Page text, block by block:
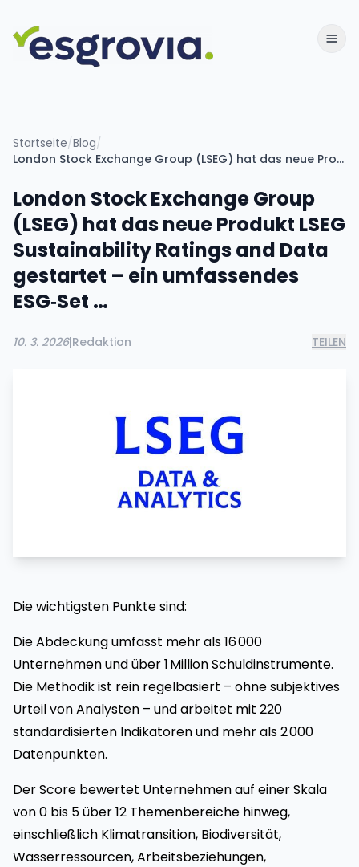
Startseite/Blog/
London Stock Exchange Group (LSEG) hat das neue Produkt LSEG Sustainability Ratings and Data gestartet – ein umfassendes ESG‑Set …
London Stock Exchange Group
(LSEG) hat das neue Produkt LSEG
Sustainability Ratings and Data
gestartet – ein umfassendes
ESG‑Set …
10. 3. 2026|Redaktion TEILEN
Die wichtigsten Punkte sind:
Die Abdeckung umfasst mehr als 16 000
Unternehmen und über 1 Million Schuldinstrumente.
Die Methodik ist rein regelbasiert – ohne subjektives
Urteil von Analysten – und arbeitet mit 220
standardisierten Indikatoren und mehr als 2 000
Datenpunkten.
Der Score bewertet Unternehmen auf einer Skala
von 0 bis 5 über 12 Themenbereiche hinweg,
einschließlich Klimatransition, Biodiversität,
Wasserressourcen, Arbeitsbeziehungen,